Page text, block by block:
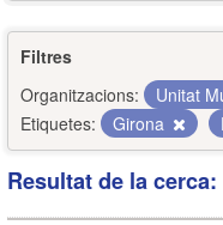
Filtres
Organitzacions:
Unitat
Etiquetes:
Girona
Resultat de la